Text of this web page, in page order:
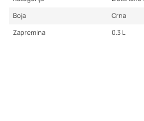
Boja
Crna
Zapremina
0.3 L